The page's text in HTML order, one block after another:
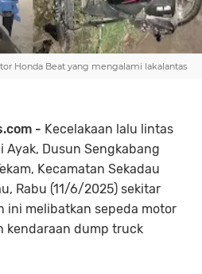
Honda Beat yang mengalami lakalantas
- Kecelakaan lalu lintas
Ayak, Dusun Sengkabang
Kecamatan Sekadau
Rabu (11/6/2025) sekitar
ini melibatkan sepeda motor
kendaraan dump truck